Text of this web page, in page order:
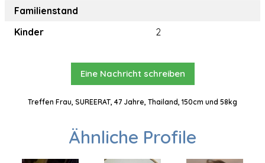
Familienstand
Kinder
2
Eine Nachricht schreiben
Treffen Frau, SUREERAT, 47 Jahre, Thailand, 150cm und 58kg
Ähnliche Profile